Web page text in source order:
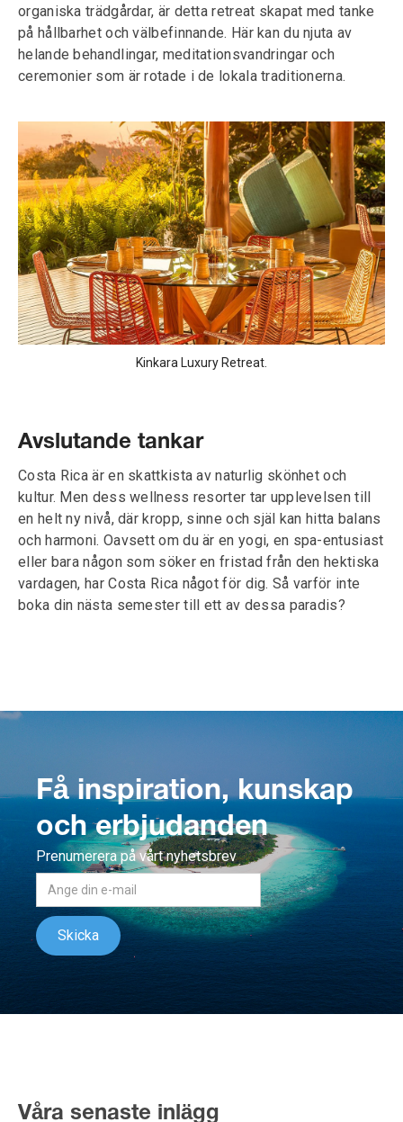
organiska trädgårdar, är detta retreat skapat med tanke
på hållbarhet och välbefinnande. Här kan du njuta av
helande behandlingar, meditationsvandringar och
ceremonier som är rotade i de lokala traditionerna.
Kinkara Luxury Retreat.
Avslutande tankar
Costa Rica är en skattkista av naturlig skönhet och
kultur. Men dess wellness resorter tar upplevelsen till
en helt ny nivå, där kropp, sinne och själ kan hitta balans
och harmoni. Oavsett om du är en yogi, en spa-entusiast
eller bara någon som söker en fristad från den hektiska
vardagen, har Costa Rica något för dig. Så varför inte
boka din nästa semester till ett av dessa paradis?
Få inspiration, kunskap
och erbjudanden
Prenumerera på vårt nyhetsbrev
Våra senaste inlägg